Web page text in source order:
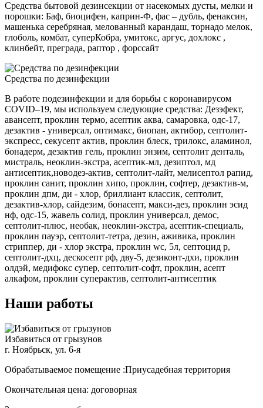
Средства бытовой дезинсекции от насекомых дусты, мелки и
порошки: Баф, биоцифен, каприн-Ф, фас – дубль, фенаксин,
машенька серебряная, мелованный карандаш, торнадо мелок,
глоболь, комбат, суперКобра, умитокс, аргус, дохлокс ,
клинбейт, преграда, раптор , форссайт
Средства по дезинфекции
В работе подезинфекции и для борьбы с коронавирусом
COVID–19, мы используем следующие средства: Дезэфект,
авансепт, проклин термо, асептик аква, самаровка, одс-17,
дезактив - универсал, оптимакс, биопан, актибор, септолит-
экспресс, секусепт актив, проклин блеск, трилокс, аламинол,
бонадерм, дезактив гель, проклин энзим, септолит денталь,
мистраль, неоклин-экстра, асептик-мл, дезиптол, мд
антисептик,новодез-актив, септолит-лайт, мелисептол рапид,
проклин санит, проклин хипо, проклин, софтер, дезактив-м,
проклин дпм, ди - хлор, бриллиант классик, септолит,
дезактив-хлор, сайдезим, бонасепт, макси-дез, проклин эсид
нф, одс-15, жавель солид, проклин универсал, демос,
септолит-плюс, необак, неоклин-экстра, асептик-специаль,
проклин пауэр, септолит-тетра, дезин, аживика, проклин
стриппер, ди - хлор экстра, проклин wc, 5л, септоцид р,
септолит-дхц, дескосепт рф, дву-5, дезиконт-дхи, проклин
олдэй, медифокс супер, септолит-софт, проклин, асепт
алкафом, проклин суперактив, септолит-антисептик
Наши работы
Избавиться от грызунов
г. Ноябрьск, ул. 6-я
Обрабатываемое помещение :Приусадебная территория
Окончательная цена: договорная